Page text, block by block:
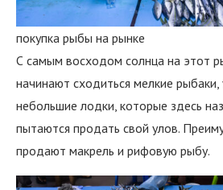
покупка рыбы на рынке
С самым восходом солнца на этот
начинают сходиться мелкие рыбаки,
небольшие лодки, которые здесь
пытаются продать свой улов.
продают макрель и рифовую рыбу.